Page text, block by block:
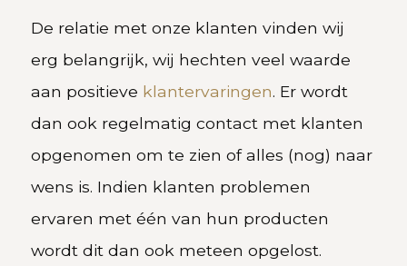
De relatie met onze klanten vinden wij
erg belangrijk, wij hechten veel waarde
aan positieve klantervaringen. Er wordt
dan ook regelmatigcontact met klanten
opgenomen om te zien of alles (nog) naar
wens is. Indien klanten problemen
ervaren met één van hun producten
wordt dit dan ook meteen opgelost.